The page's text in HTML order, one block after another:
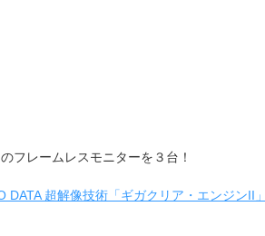
フレームレスモニターを３台！
DATA 超解像技術「ギガクリア・エンジン